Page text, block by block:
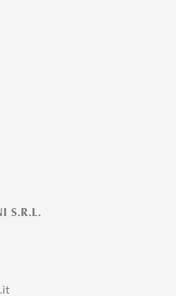
S.R.L.